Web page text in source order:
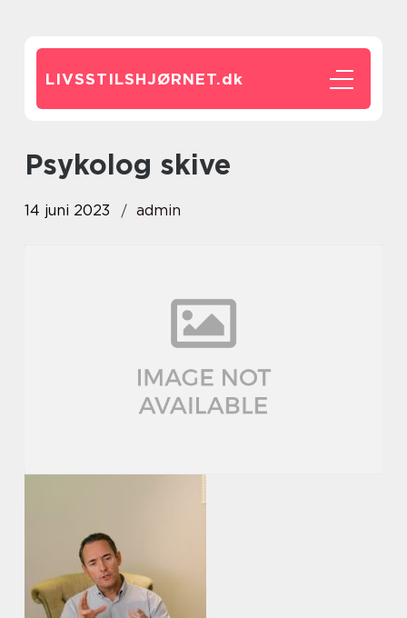
LIVSSTILSHJØRNET.dk
psykolog skive
14 juni 2023 admin